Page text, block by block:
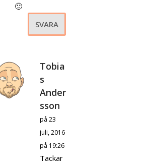
🙂
SVARA
Tobia
s
Ander
sson
på 23
juli, 2016
på 19:26
Tackar